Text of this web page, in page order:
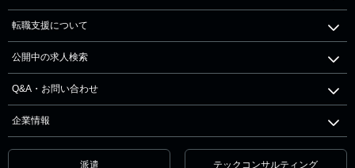
転職支援について
公開中の求人検索
Q&A・お問い合わせ
企業情報
派遣 テックコンサルティング